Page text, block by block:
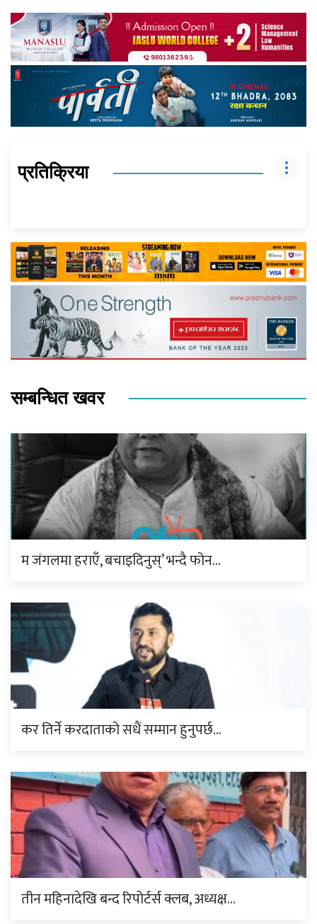
प्रतिक्रिया
सम्बन्धित खवर
म जंगलमा हराएँ, बचाइदिनुस्’ भन्दै फोन…
कर तिर्ने करदाताको सधैं सम्मान हुनुपर्छ…
तीन महिनादेखि बन्द रिपोर्टर्स क्लब, अध्यक्ष…